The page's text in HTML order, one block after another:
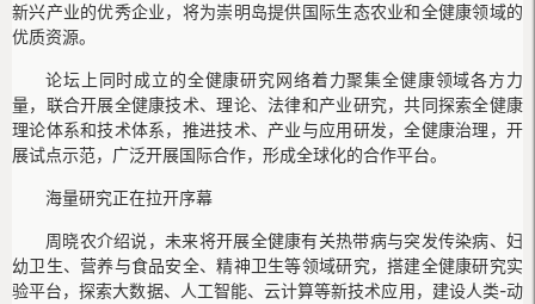
新兴产业的优秀企业，将为崇明岛提供国际生态农业和全健康领域的
优质资源。
论坛上同时成立的全健康研究网络着力聚集全健康领域各方力
量，联合开展全健康技术、理论、法律和产业研究，共同探索全健康
理论体系和技术体系，推进技术、产业与应用研发，全健康治理，开
展试点示范，广泛开展国际合作，形成全球化的合作平台。
海量研究正在拉开序幕
周晓农介绍说，未来将开展全健康有关热带病与突发传染病、妇
幼卫生、营养与食品安全、精神卫生等领域研究，搭建全健康研究实
验平台，探索大数据、人工智能、云计算等新技术应用，建设人类-动